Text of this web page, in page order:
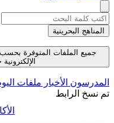
المناهج البحرينية
جميع الملفات المتوفرة
الإلكترونية حتى
المدرسون الأخبار ملفات
تم نسخ الرابط